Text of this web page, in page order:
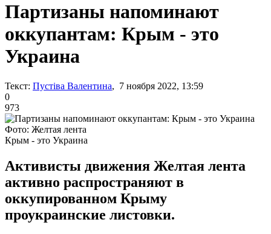
Партизаны напоминают
оккупантам: Крым - это
Украина
Текст: Пустіва Валентина, 7 ноября 2022, 13:59
0
973
Фото: Желтая лента
Крым - это Украина
Активисты движения Желтая лента
активно распространяют в
оккупированном Крыму
проукраинские листовки.